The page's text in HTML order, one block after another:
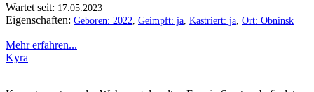
Wartet seit: 17.05.2023
Eigenschaften: Geboren: 2022 Geimpft: ja Kastriert: ja Ort: Obninsk
Mehr erfahren...
Kyra